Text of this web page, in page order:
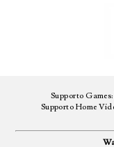
Supporto
Supporto Home